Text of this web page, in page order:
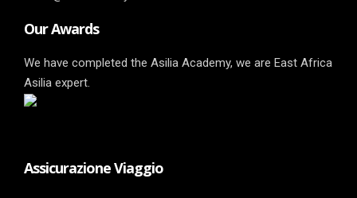
Our Awards
We have completed the Asilia Academy, we are East Africa
Asilia expert.
Assicurazione Viaggio